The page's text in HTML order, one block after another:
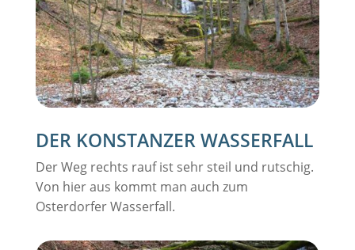
DER KONSTANZER WASSERFALL
Der Weg rechts rauf ist sehr steil und rutschig.
Von hier aus kommt man auch zum
Osterdorfer Wasserfall.